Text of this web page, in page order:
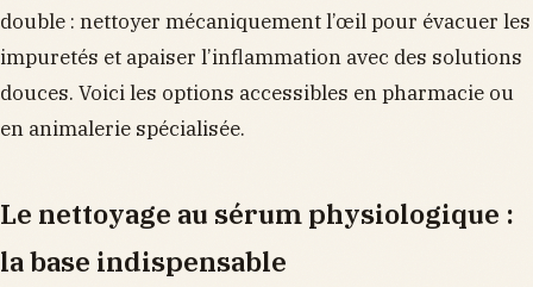
double : nettoyer mécaniquement l’œil pour évacuer les
impuretés et apaiser l’inflammation avec des solutions
douces. Voici les options accessibles en pharmacie ou
en animalerie spécialisée.
Le nettoyage au sérum physiologique :
la base indispensable